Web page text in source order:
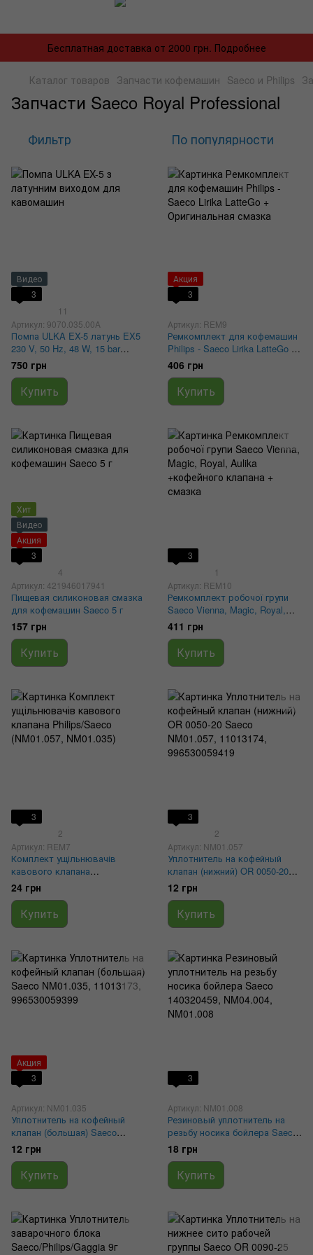
Бесплатная доставка от 2000 грн. Подробнее
Каталог товаров Запчасти кофемашин Saeco и Philips
Запчасти Saeco Royal Professional
Фильтр По популярности
Видео
3
11
Артикул: 9070.035.00A
Помпа ULKA EX-5 латунь EX5
230 V, 50 Hz, 48 W, 15 bar
9070.035.00A, 421941305991,
1122735
750 грн
Купить
Акция
3
Артикул: REM9
Ремкомплект для кофемашин
Philips - Saeco Lirika LatteGo +
Оригинальная смазка
406 грн
Купить
Хит
Видео
Акция
3
4
Артикул: 421946017941
Пищевая силиконовая смазка
для кофемашин Saeco 5 г
157 грн
Купить
3
1
Артикул: REM10
Ремкомплект робочої групи
Saeco Vienna, Magic, Royal,
Aulika +кофейного клапана +
смазка
411 грн
Купить
3
2
Артикул: REM7
Комплект ущільнювачів
кавового клапана
Philips/Saeco (NM01.057,
NM01.035)
24 грн
Купить
3
2
Артикул: NM01.057
Уплотнитель на кофейный
клапан (нижний) OR 0050-20
Saeco NM01.057, 11013174,
996530059419
12 грн
Купить
Акция
3
Артикул: NM01.035
Уплотнитель на кофейный
клапан (большая) Saeco
NM01.035, 11013173,
996530059399
12 грн
Купить
3
Артикул: NM01.008
Резиновый уплотнитель на
резьбу носика бойлера Saeco
140320459, NM04.004,
NM01.008
18 грн
Купить